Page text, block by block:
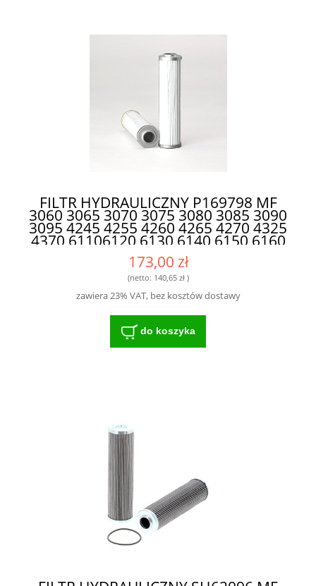
FILTR HYDRAULICZNY P169798 MF
3060 3065 3070 3075 3080 3085 3090
3095 4245 4255 4260 4265 4270 4325
4370 61106120 6130 6140 6150 6160
6170 6180 6190 6235 6235HV 6245
6270 6280 6290 3615949M1
3799315M1 3799319M1 -
WYTRZYMAŁY FILTR DO SPRZĘTU
ROLNICZEGO
173,00 zł
(netto: 140,65 zł)
zawiera 23% VAT, bez kosztów dostawy
do koszyka